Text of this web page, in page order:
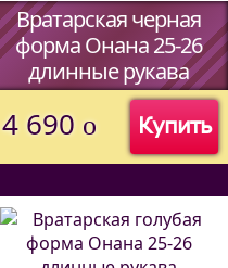
Вратарская черная
форма Онана 25-26
длинные рукава
Купить
4 690 o